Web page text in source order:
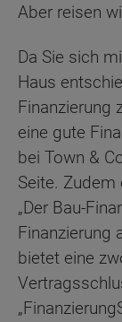
Aber reisen
Da Sie sich
Haus
Finanzierung
eine gute
bei Town &
Seite. Zudem
„Der Bau-
Finanzierung
bietet eine